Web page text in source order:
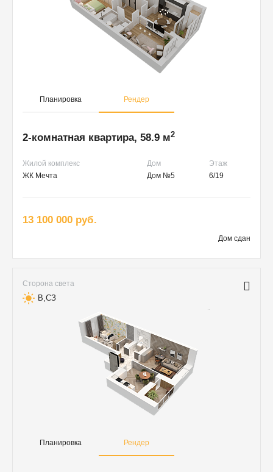
Планировка Рендер
2-комнатная квартира, 58.9 м2
Жилой комплекс Дом
Этаж
ЖК Мечта
Дом №5 6/19
13 100 000 руб.
Дом сдан
Сторона света
В,СЗ
Планировка Рендер